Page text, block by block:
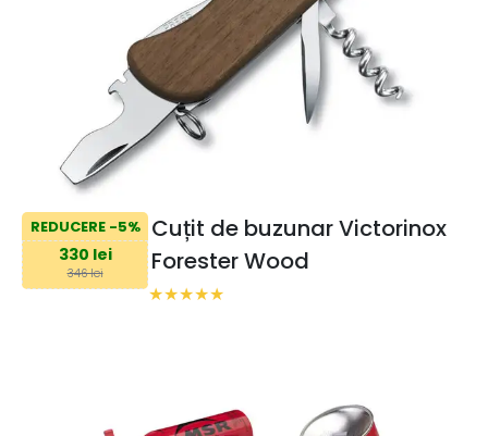
REDUCERE -5%
330 lei
346 lei
Cuțit de buzunar Victorinox
Forester Wood